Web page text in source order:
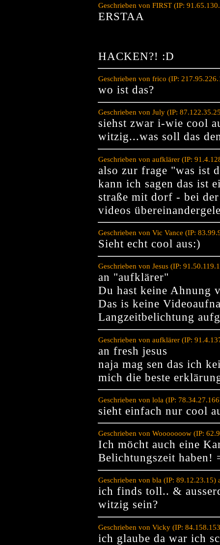
Geschrieben von FIRST (IP:
ERSTAA
HACKEN?! :D
Geschrieben von frico (IP:
wo ist das?
Geschrieben von July (IP:
siehst zwar i-wie cool
witzig...was soll das
Geschrieben von aufklärer (IP:
also zur frage "was ist
kann ich sagen das ist
straße mit dorf - bei
videos
Geschrieben von Vic Vance (IP:
Sieht echt cool aus:)
Geschrieben von Jesus (IP:
an "aufklärer"
Du hast keine Ahnung
Das is keine
Langzeitbelichtung
Geschrieben von aufklärer (IP:
an fresh jesus
naja mag sen das ich
mich die beste
Geschrieben von lola (IP:
sieht einfach nur cool
Geschrieben von Wooooooow (IP:
Ich möcht auch eine
Belichtungszeit haben!
Geschrieben von bla (IP: 89.12.23.15)
ich finds toll.. &
witzig sein?
Geschrieben von Vicky (IP:
ich glaube da war ich